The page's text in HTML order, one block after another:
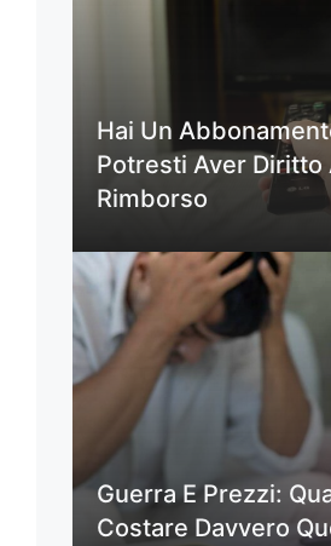
Hai Un
Potresti Aver Diritto
Rimborso
Guerra E Prezzi:
Costare Davvero